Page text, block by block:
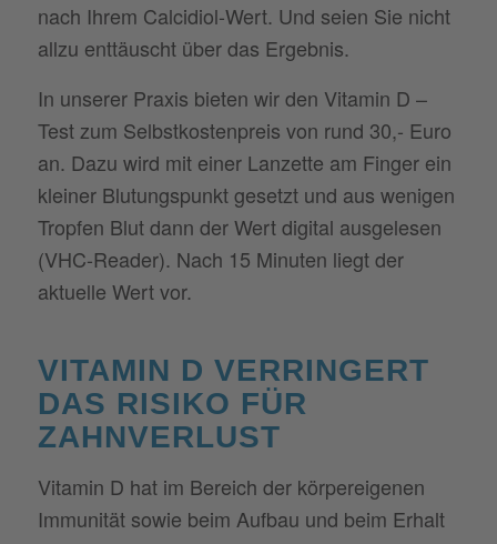
nach Ihrem Calcidiol-Wert. Und seien Sie nicht
allzu enttäuscht über das Ergebnis.
In unserer Praxis bieten wir den Vitamin D –
Test zum Selbstkostenpreis von rund 30,- Euro
an. Dazu wird mit einer Lanzette am Finger ein
kleiner Blutungspunkt gesetzt und aus wenigen
Tropfen Blut dann der Wert digital ausgelesen
(VHC-Reader). Nach 15 Minuten liegt der
aktuelle Wert vor.
VITAMIN D VERRINGERT
DAS RISIKO FÜR
ZAHNVERLUST
Vitamin D hat im Bereich der körpereigenen
Immunität sowie beim Aufbau und beim Erhalt